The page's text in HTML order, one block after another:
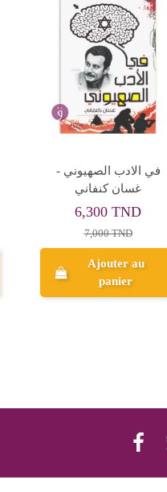
ميدان التحرير - زغلول
النجار - نهضة مصر
14,900 TND
Ajouter au
panier